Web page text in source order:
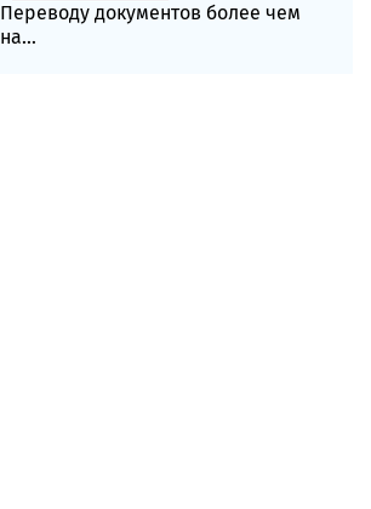
Переводу документов более чем
на...